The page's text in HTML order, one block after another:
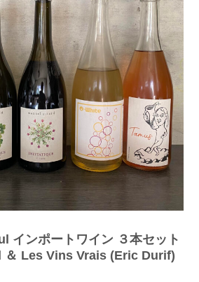
インポートワイン ３本セット
＆ Les Vins Vrais (Eric Durif)